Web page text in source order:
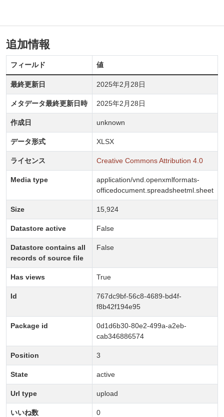
追加情報
フィールド 値
最終更新日 2025年2月28日
メタデータ最終更新日時 2025年2月28日
作成日 unknown
データ形式 XLSX
ライセンス Creative Commons Attribution 4.0
Media type
application/vnd.openxmlformats-
officedocument.spreadsheetml.sheet
Size 15,924
Datastore active False
Datastore contains all
records of source file
False
Has views True
Id
767dc9bf-56c8-4689-bd4f-
f8b42f194e95
Package id
0d1d6b30-80e2-499a-a2eb-
cab346886574
Position 3
State active
Url type upload
いいね数 0